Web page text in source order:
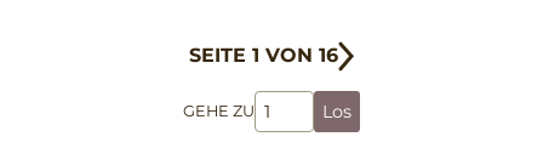
SEITE 1 VON 16
GEHE ZU Los